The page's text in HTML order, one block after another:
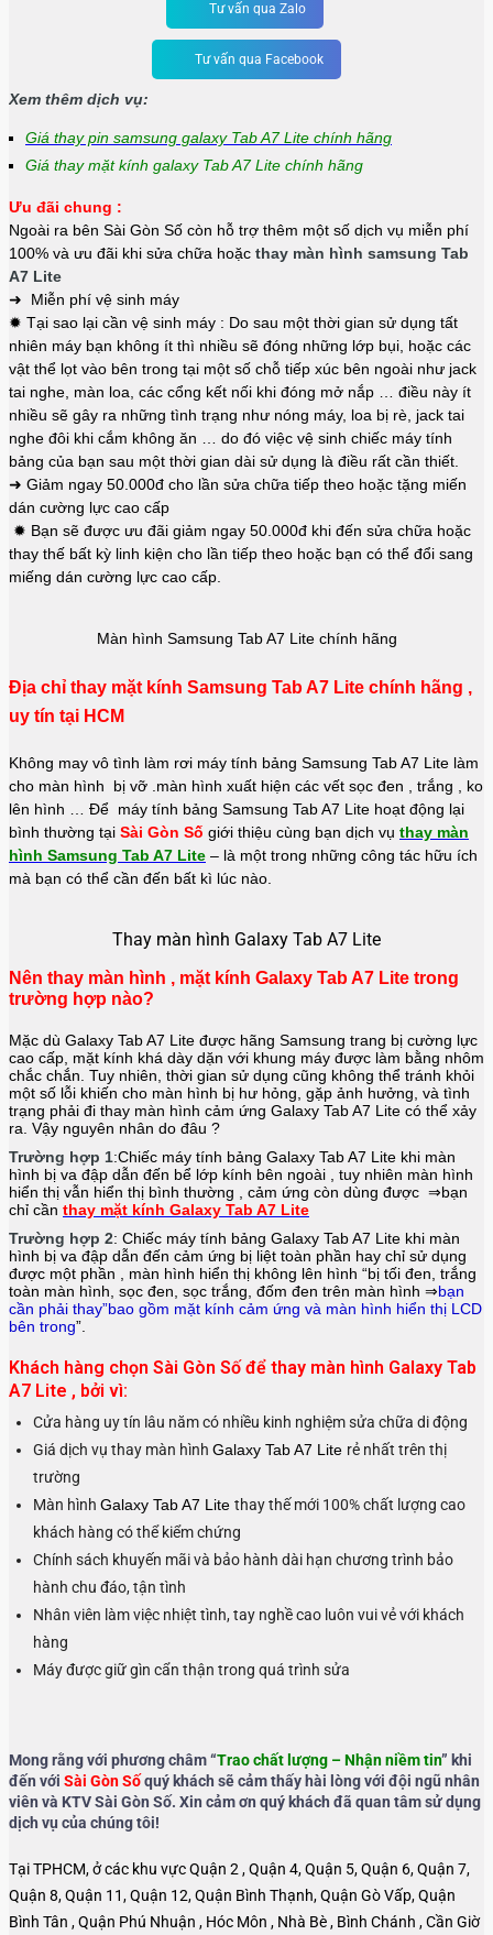
Tư vấn qua Zalo
Tư vấn qua Facebook
Xem thêm dịch vụ:
Giá thay pin samsung galaxy Tab A7 Lite chính hãng
Giá thay mặt kính galaxy Tab A7 Lite chính hãng
Ưu đãi chung :
Ngoài ra bên Sài Gòn Số còn hỗ trợ thêm một số dịch vụ miễn phí
100% và ưu đãi khi sửa chữa hoặc thay màn hình samsung Tab
A7 Lite
➜ Miễn phí vệ sinh máy
✹ Tại sao lại cần vệ sinh máy : Do sau một thời gian sử dụng tất
nhiên máy bạn không ít thì nhiều sẽ đóng những lớp bụi, hoặc các
vật thể lọt vào bên trong tại một số chỗ tiếp xúc bên ngoài như jack
tai nghe, màn loa, các cổng kết nối khi đóng mở nắp … điều này ít
nhiều sẽ gây ra những tình trạng như nóng máy, loa bị rè, jack tai
nghe đôi khi cắm không ăn … do đó việc vệ sinh chiếc máy tính
bảng của bạn sau một thời gian dài sử dụng là điều rất cần thiết.
➜ Giảm ngay 50.000đ cho lần sửa chữa tiếp theo hoặc tặng miến
dán cường lực cao cấp
✹ Bạn sẽ được ưu đãi giảm ngay 50.000đ khi đến sửa chữa hoặc
thay thế bất kỳ linh kiện cho lần tiếp theo hoặc bạn có thể đổi sang
miếng dán cường lực cao cấp.
Màn hình Samsung Tab A7 Lite chính hãng
Địa chỉ thay mặt kính Samsung Tab A7 Lite chính hãng ,
uy tín tại HCM
Không may vô tình làm rơi máy tính bảng Samsung Tab A7 Lite làm
cho màn hình bị vỡ .màn hình xuất hiện các vết sọc đen , trắng , ko
lên hình … Để máy tính bảng Samsung Tab A7 Lite hoạt động lại
bình thường tại Sài Gòn Số giới thiệu cùng bạn dịch vụ thay màn
hình Samsung Tab A7 Lite – là một trong những công tác hữu ích
mà bạn có thể cần đến bất kì lúc nào.
Thay màn hình Galaxy Tab A7 Lite
Nên thay màn hình , mặt kính Galaxy Tab A7 Lite trong
trường hợp nào?
Mặc dù Galaxy Tab A7 Lite được hãng Samsung trang bị cường lực
cao cấp, mặt kính khá dày dặn với khung máy được làm bằng nhôm
chắc chắn. Tuy nhiên, thời gian sử dụng cũng không thể tránh khỏi
một số lỗi khiến cho màn hình bị hư hỏng, gặp ảnh hưởng, và tình
trạng phải đi thay màn hình cảm ứng Galaxy Tab A7 Lite có thể xảy
ra. Vậy nguyên nhân do đâu ?
Trường hợp 1:Chiếc máy tính bảng Galaxy Tab A7 Lite khi màn
hình bị va đập dẫn đến bể lớp kính bên ngoài , tuy nhiên màn hình
hiển thị vẫn hiển thị bình thường , cảm ứng còn dùng được ⇒bạn
chỉ cần thay mặt kính Galaxy Tab A7 Lite
Trường hợp 2: Chiếc máy tính bảng Galaxy Tab A7 Lite khi màn
hình bị va đập dẫn đến cảm ứng bị liệt toàn phần hay chỉ sử dụng
được một phần , màn hình hiển thị không lên hình “bị tối đen, trắng
toàn màn hình, sọc đen, sọc trắng, đốm đen trên màn hình ⇒bạn
cần phải thay”bao gồm mặt kính cảm ứng và màn hình hiển thị LCD
bên trong”.
Khách hàng chọn Sài Gòn Số để thay màn hình Galaxy Tab
A7 Lite , bởi vì:
Cửa hàng uy tín lâu năm có nhiều kinh nghiệm sửa chữa di động
Giá dịch vụ thay màn hìnhGalaxy Tab A7 Lite rẻ nhất trên thị
trường
Màn hìnhGalaxy Tab A7 Lite thay thế mới 100% chất lượng cao
khách hàng có thể kiểm chứng
Chính sách khuyến mãi và bảo hành dài hạn chương trình bảo
hành chu đáo, tận tình
Nhân viên làm việc nhiệt tình, tay nghề cao luôn vui vẻ với khách
hàng
Máy được giữ gìn cẩn thận trong quá trình sửa
Mong rằng với phương châm “Trao chất lượng – Nhận niềm tin” khi
đến với Sài Gòn Sốquý khách sẽ cảm thấy hài lòng với đội ngũ nhân
viên và KTV Sài Gòn Số. Xin cảm ơn quý khách đã quan tâm sử dụng
dịch vụ của chúng tôi!
Tại TPHCM, ở các khu vực Quận 2 , Quận 4, Quận 5, Quận 6, Quận 7,
Quận 8, Quận 11, Quận 12, Quận Bình Thạnh, Quận Gò Vấp, Quận
Bình Tân , Quận Phú Nhuận , Hóc Môn , Nhà Bè , Bình Chánh , Cần Giờ